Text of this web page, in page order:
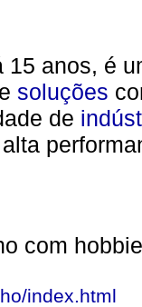
15 anos, é
soluções
de
com
index.html